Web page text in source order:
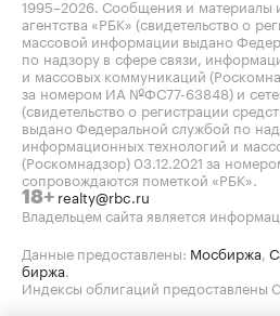
1995–2026 . Сообщения и
агентства «РБК» (свидетельство о
массовой информации выдано
по надзору в сфере связи,
и массовых коммуникаций
за номером ИА №ФС77-63848) и
(свидетельство о регистрации
выдано Федеральной службой по
информационных технологий и
(Роскомнадзор) 03.12.2021 за
сопровождаются пометкой «РБК».
18+ realty@rbc.ru
Владельцем сайта является
Данные предоставлены: Мосбиржа
биржа
Индексы облигаций предоставлены